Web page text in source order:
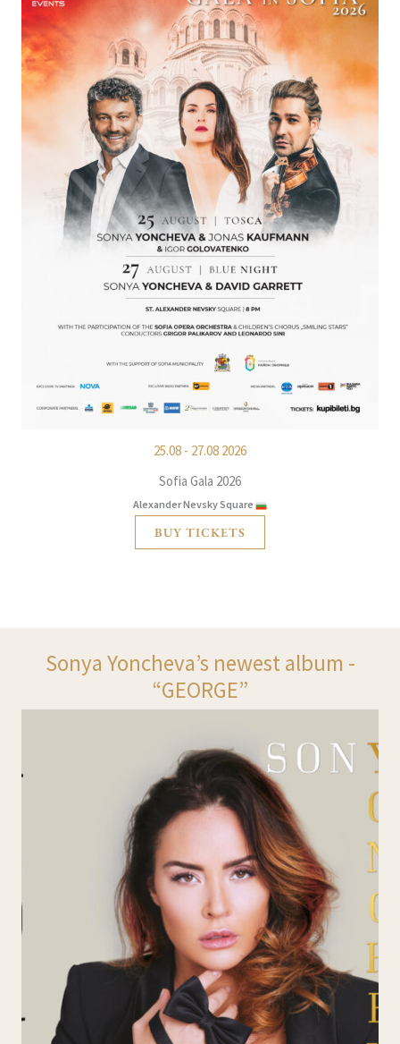
25.08 - 27.08 2026
Sofia Gala 2026
Alexander Nevsky Square
BUY TICKETS
Sonya Yoncheva’s newest album -
“GEORGE”